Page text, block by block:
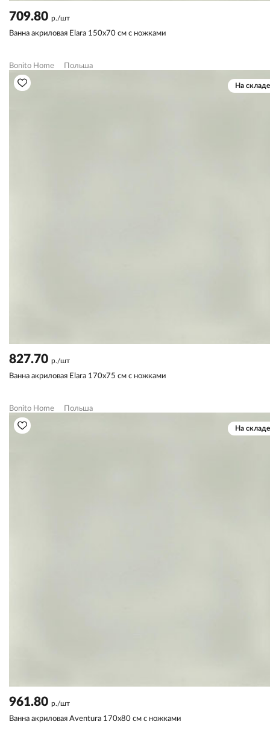
709.80 р./шт
Ванна акриловая Elara 150х70 см с ножками
Bonito Home Польша
На складе
827.70 р./шт
Ванна акриловая Elara 170х75 см с ножками
Bonito Home Польша
На складе
961.80 р./шт
Ванна акриловая Aventura 170х80 см с ножками